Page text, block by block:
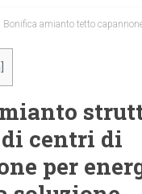
Bonifica amianto tetto
centri di
per